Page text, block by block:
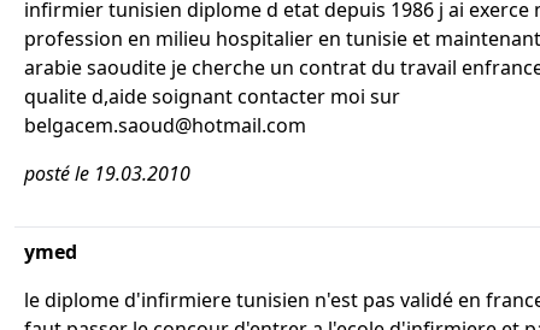
infirmier tunisien diplome d etat depuis 1986 j ai exerce
profession en milieu hospitalier en tunisie et
arabie saoudite je cherche un contrat du travail
qualite d,aide soignant contacter moi sur
belgacem.saoud@hotmail.com
posté le 19.03.2010
ymed
le diplome d'infirmiere tunisien n'est pas validé en